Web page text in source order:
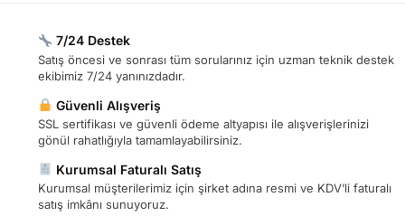
7/24 Destek
Satış öncesi ve sonrası tüm sorularınız için uzman teknik destek
ekibimiz 7/24 yanınızdadır.
Güvenli Alışveriş
SSL sertifikası ve güvenli ödeme altyapısı ile alışverişlerinizi
gönül rahatlığıyla tamamlayabilirsiniz.
Kurumsal Faturalı Satış
Kurumsal müşterilerimiz için şirket adına resmi ve KDV’li faturalı
satış imkânı sunuyoruz.